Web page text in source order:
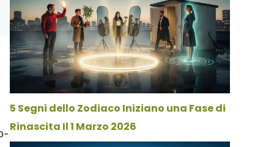
5 Segni dello Zodiaco Iniziano una Fase di
Rinascita Il 1 Marzo 2026